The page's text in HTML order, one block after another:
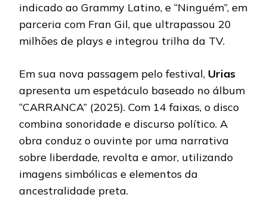
indicado ao Grammy Latino, e “Ninguém”, em
parceria com Fran Gil, que ultrapassou 20
milhões de plays e integrou trilha da TV.
Em sua nova passagem pelo festival, Urias
apresenta um espetáculo baseado no álbum
“CARRANCA” (2025). Com 14 faixas, o disco
combina sonoridade e discurso político. A
obra conduz o ouvinte por uma narrativa
sobre liberdade, revolta e amor, utilizando
imagens simbólicas e elementos da
ancestralidade preta.